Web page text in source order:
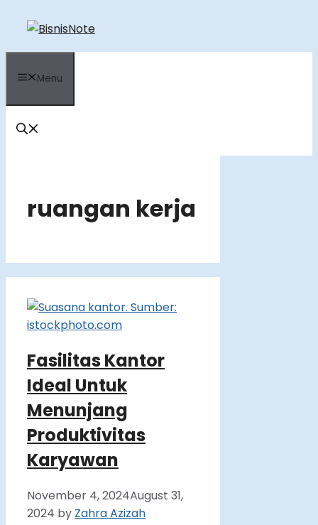
content
Menu
ruangan kerja
Fasilitas Kantor
Ideal Untuk
Menunjang
Produktivitas
Karyawan
November 4, 2024August 31,
2024 by Zahra Azizah